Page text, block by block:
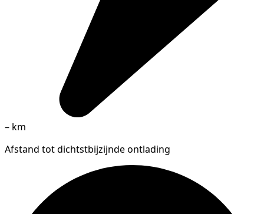
– km
Afstand tot dichtstbijzijnde ontlading